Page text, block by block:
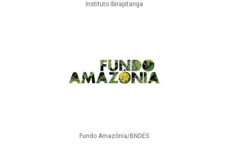
Instituto Ibirapitanga
Fundo Amazônia/BNDES